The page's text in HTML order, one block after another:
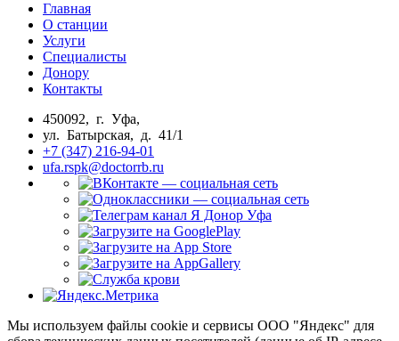
Главная
О станции
Услуги
Специалисты
Донору
Контакты
450092, г. Уфа,
ул. Батырская, д. 41/1
+7 (347) 216-94-01
ufa.rspk@doctorrb.ru
Мы используем файлы cookie и сервисы ООО "Яндекс" для